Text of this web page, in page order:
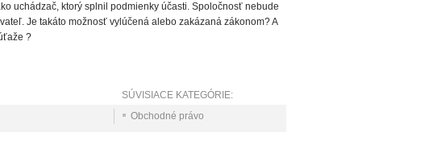
uchádzač, ktorý splnil podmienky účasti. Spoločnosť nebude
Je takáto možnosť vylúčená alebo zakázaná zákonom? A
?
SÚVISIACE KATEGÓRIE:
Obchodné právo